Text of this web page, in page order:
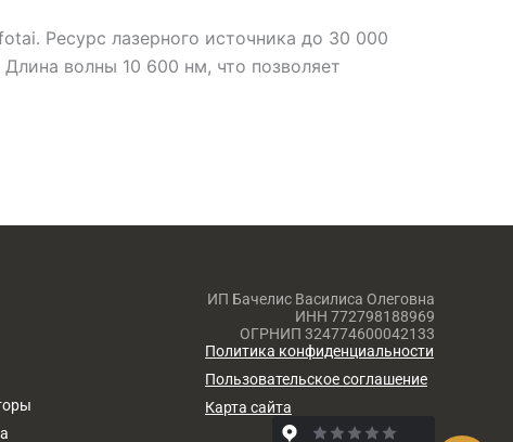
Ресурс лазерного источника до 30 000
волны 10 600 нм, что позволяет
ИП Бачелис Василиса Олеговна
ИНН 772798188969
ОГРНИП 324774600042133
Политика конфиденциальности
Пользовательское соглашение
Карта сайта